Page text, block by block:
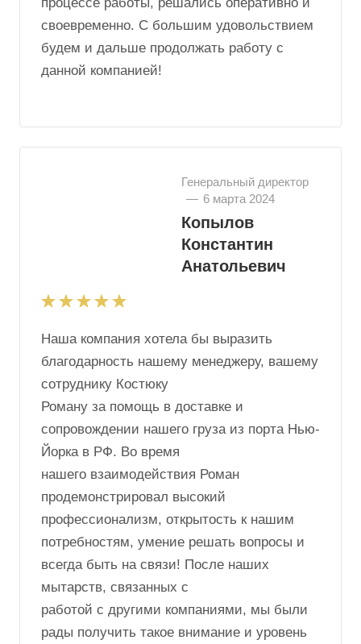
своевременно. С большим удовольствием
будем и дальше продолжать работу с
данной компанией!
Генеральный директор
— 6 марта 2024
Копылов
Константин
Анатольевич
Наша компания хотела бы выразить
благодарность нашему менеджеру, вашему
сотруднику Костюку
Роману за помощь в доставке и
сопровождении нашего груза из порта Нью-
Йорка в РФ. Во время
нашего взаимодействия Роман
продемонстрировал высокий
профессионализм, открытость к нашим
потребностям, умение решать вопросы и
всегда быть на связи! После наших
мытарств, связанных с
работой с другими компаниями, мы были
рады получить такое внимание и уровень